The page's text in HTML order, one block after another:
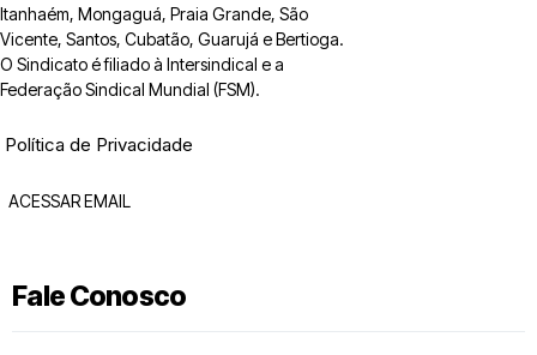
Itanhaém, Mongaguá, Praia Grande, São
Vicente, Santos, Cubatão, Guarujá e Bertioga.
O Sindicato é filiado à Intersindical e a
Federação Sindical Mundial (FSM).
Política de Privacidade
ACESSAR EMAIL
Fale Conosco